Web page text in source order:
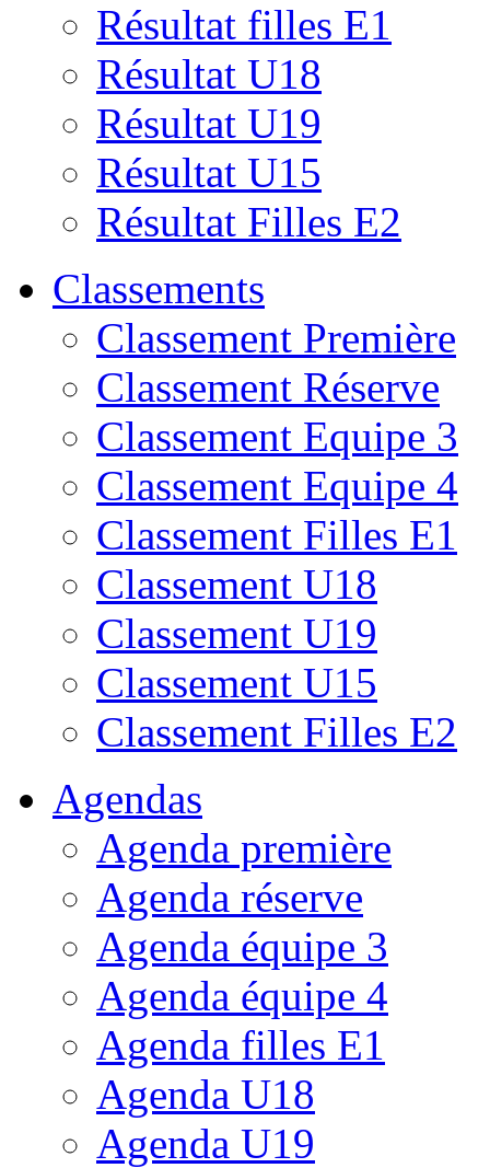
Résultat filles E1
Résultat U18
Résultat U19
Résultat U15
Résultat Filles E2
Classements
Classement Première
Classement Réserve
Classement Equipe 3
Classement Equipe 4
Classement Filles E1
Classement U18
Classement U19
Classement U15
Classement Filles E2
Agendas
Agenda première
Agenda réserve
Agenda équipe 3
Agenda équipe 4
Agenda filles E1
Agenda U18
Agenda U19